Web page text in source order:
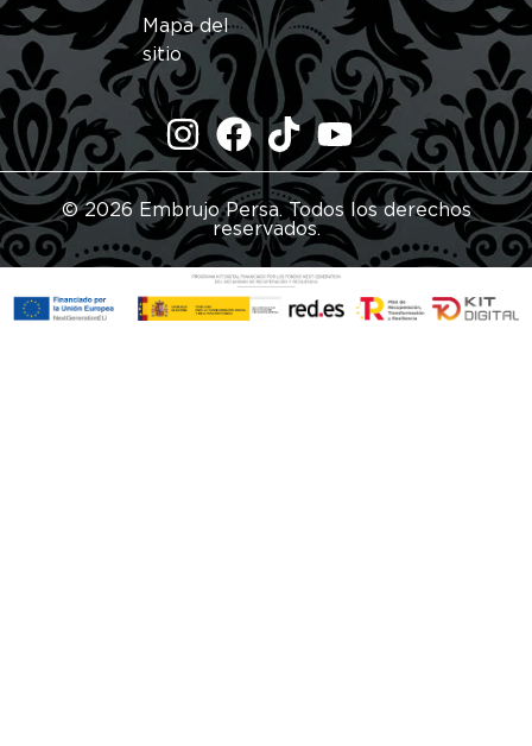
Mapa del
sitio
© 2026 Embrujo Persa. Todos los derechos
reservados.